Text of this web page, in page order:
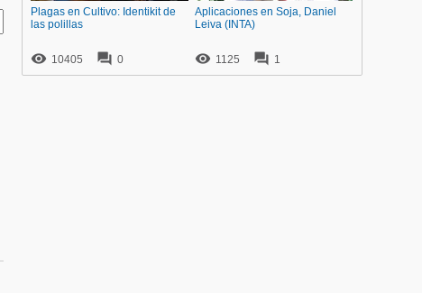
Plagas en Cultivo: Identikit de
las polillas
 10405  0
Aplicaciones en Soja, Daniel
Leiva (INTA)
 1125  1